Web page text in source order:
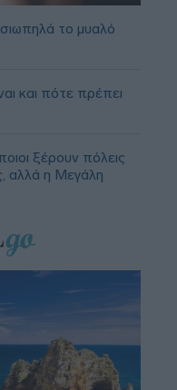
το μυαλό
και πότε πρέπει
ξέρουν πόλεις
αλλά η Μεγάλη